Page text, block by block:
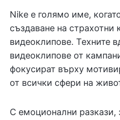
Nike е голямо име,
създаване на страхотни
видеоклипове. Техните
видеоклипове от
фокусират върху
от всички сфери на
С емоционални